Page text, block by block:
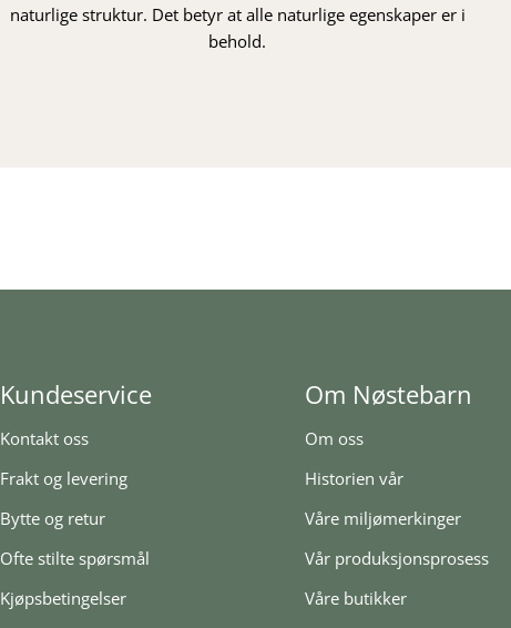
naturlige struktur. Det betyr at alle naturlige egenskaper er i
behold.
Kundeservice
Kontakt oss
Frakt og levering
Bytte og retur
Ofte stilte spørsmål
Kjøpsbetingelser
Om Nøstebarn
Om oss
Historien vår
Våre miljømerkinger
Vår produksjonsprosess
Våre butikker